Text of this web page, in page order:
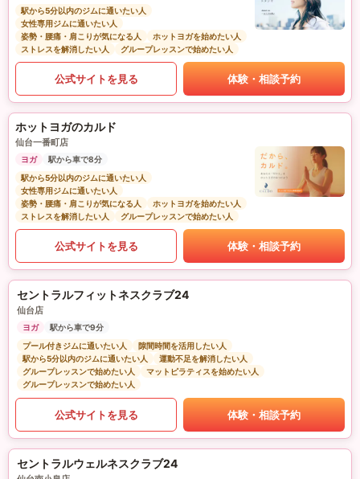
駅から5分以内のジムに通いたい人
女性専用ジムに通いたい人
姿勢・腰痛・肩こりが気になる人
ホットヨガを始めたい人
ストレスを解消したい人
グループレッスンで始めたい人
公式サイトを見る 体験・相談予約
ホットヨガのカルド
仙台一番町店
ヨガ
駅から車で8分
駅から5分以内のジムに通いたい人
女性専用ジムに通いたい人
姿勢・腰痛・肩こりが気になる人
ホットヨガを始めたい人
ストレスを解消したい人
グループレッスンで始めたい人
公式サイトを見る 体験・相談予約
セントラルフィットネスクラブ24
仙台店
ヨガ
駅から車で9分
プール付きジムに通いたい人
隙間時間を活用したい人
駅から5分以内のジムに通いたい人
運動不足を解消したい人
グループレッスンで始めたい人
マットピラティスを始めたい人
グループレッスンで始めたい人
公式サイトを見る 体験・相談予約
セントラルウェルネスクラブ24